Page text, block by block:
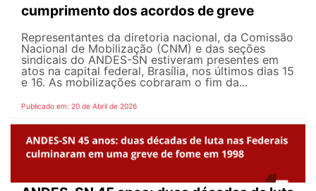
cumprimento dos acordos de greve
Representantes da diretoria nacional, da Comissão
Nacional de Mobilização (CNM) e das seções
sindicais do ANDES-SN estiveram presentes em
atos na capital federal, Brasília, nos últimos dias 15
e 16. As mobilizações cobraram o fim da...
Publicado em: 20 de Abril de 2026